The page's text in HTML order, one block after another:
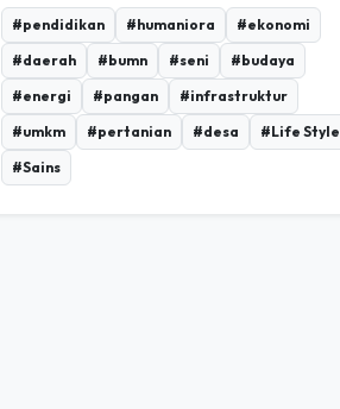
#pendidikan #humaniora
#ekonomi
#daerah
#bumn #seni
#budaya
#energi
#pangan
#infrastruktur
#umkm
#pertanian #desa
#Life Style
#Sains